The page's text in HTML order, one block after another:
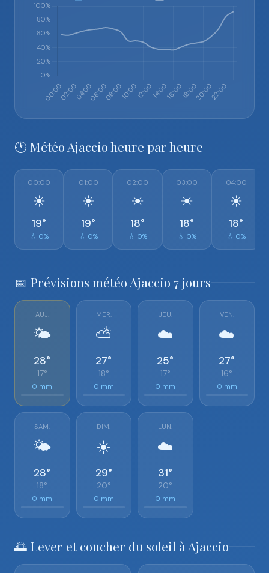
🕐 Météo Ajaccio heure par heure
00:00
☀️
19°
💧 0%
01:00
☀️
19°
💧 0%
02:00
☀️
18°
💧 0%
03:00
☀️
18°
💧 0%
04:00
☀️
18°
💧 0%
📅 Prévisions météo Ajaccio 7 jours
AUJ.
🌤️
28°
17°
0 mm
MER.
⛅
27°
18°
0 mm
JEU.
☁️
25°
17°
0 mm
VEN.
☁️
27°
16°
0 mm
SAM.
🌤️
28°
18°
0 mm
DIM.
☀️
29°
20°
0 mm
LUN.
☁️
31°
20°
0 mm
🌅 Lever et coucher du soleil à Ajaccio